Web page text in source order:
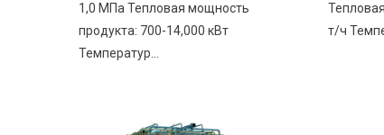
1,0 МПа Тепловая мощность
продукта: 700-14,000 кВт
Температур...
т/ч